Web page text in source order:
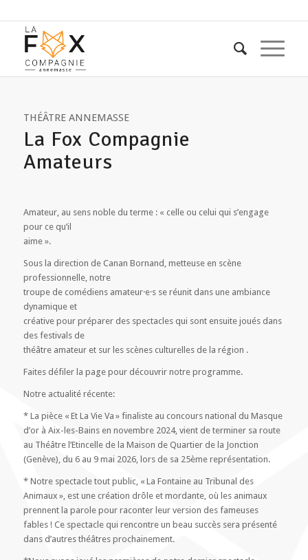
THÉÂTRE ANNEMASSE
La Fox Compagnie
Amateurs
Amateur, au sens noble du terme : « celle ou celui qui s’engage
pour ce qu’il
aime ».
Sous la direction de Canan Bornand, metteuse en scène
professionnelle, notre
troupe de comédiens amateur·e·s se réunit dans une ambiance
dynamique et
créative pour préparer des spectacles qui sont ensuite joués dans
des festivals de
théâtre amateur et sur les scènes culturelles de la région .
Faites défiler la page pour découvrir notre programme.
Notre actualité récente:
* La pièce « Et La Vie Va » finaliste au concours national du Masque
d’or à Aix-les-Bains en novembre 2024, vient de terminer sa route
au Théâtre l’Etincelle de la Maison de Quartier de la Jonction
(Genève), du 6 au 9 mai 2026, lors de sa 25ème représentation.
* Notre spectacle tout public, « La Fontaine au Tribunal des
Animaux », est une création drôle et mordante, où les animaux
prennent la parole pour raconter leur version des fameuses
fables ! Ce spectacle qui rencontre un beau succès sera présenté
dans d’autres théâtres prochainement.